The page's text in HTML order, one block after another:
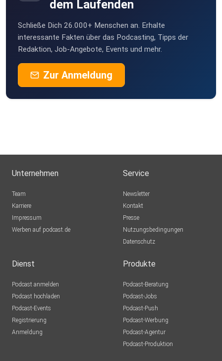
dem Laufenden
Schließe Dich 26.000+ Menschen an. Erhalte
interessante Fakten über das Podcasting, Tipps der
Redaktion, Job-Angebote, Events und mehr.
Zur Anmeldung
Unternehmen
Team
Karriere
Impressum
Werben auf podcast.de
Service
Newsletter
Kontakt
Presse
Nutzungsbedingungen
Datenschutz
Dienst
Podcast anmelden
Podcast hochladen
Podcast-Events
Registrierung
Anmeldung
Produkte
Podcast-Beratung
Podcast-Jobs
Podcast-Push
Podcast-Werbung
Podcast-Agentur
Podcast-Produktion